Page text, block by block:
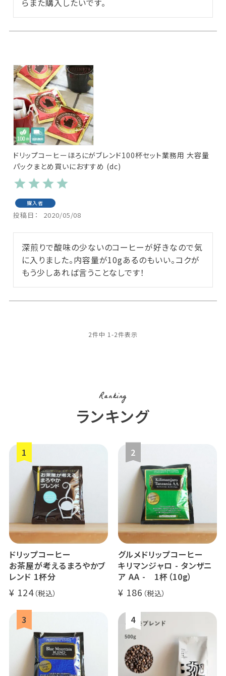
ドリップコーヒーほろにがブレンド100杯セット業務用 大容量
パックまとめ買いにおすすめ (dc)
購入者
投稿日 2020/05/08
深煎りで酸味の少ないのコーヒーが好きなので気
に入りました。内容量が10gあるのもいい。コクが
もう少しあれば言うことなしです！
2件中 1-2件表示
Ranking
ランキング
ドリップコーヒー
お茶屋が考えるまろやかブ
レンド 1杯分
124
グルメドリップコーヒー
キリマンジャロ - タンザニ
ア AA - 1杯（10g）
186